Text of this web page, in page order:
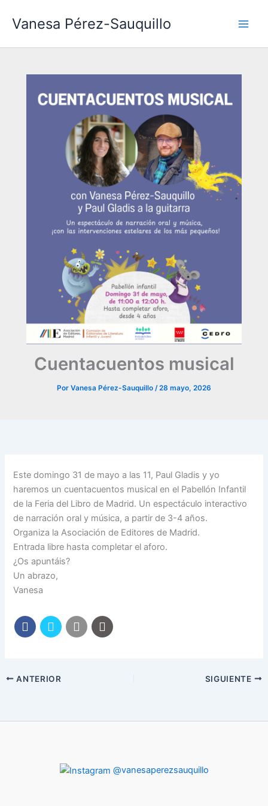
Vanesa Pérez-Sauquillo
Cuentacuentos musical
Por Vanesa Pérez-Sauquillo /28 mayo, 2026
Este domingo 31 de mayo a las 11, Paul Gladis y yo
haremos un cuentacuentos musical en el Pabellón Infantil
de la Feria del Libro de Madrid. Un espectáculo interactivo
de narración oral y música, a partir de 3-4 años.
Organiza la Asociación de Editores de Madrid.
Entrada libre hasta completar el aforo.
¿Os apuntáis?
Un abrazo,
Vanesa
ANTERIOR SIGUIENTE
@vanesaperezsauquillo